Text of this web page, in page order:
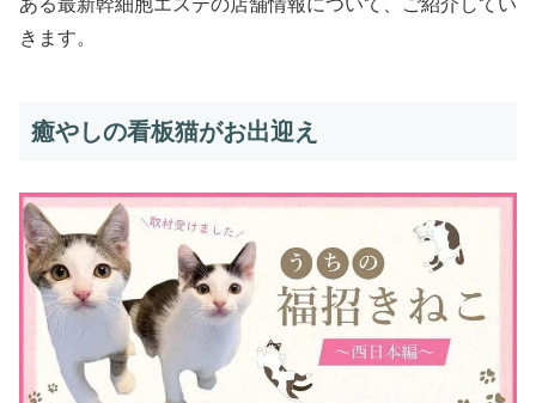
ある最新幹細胞エステの店舗情報について、ご紹介してい
きます。
癒やしの看板猫がお出迎え